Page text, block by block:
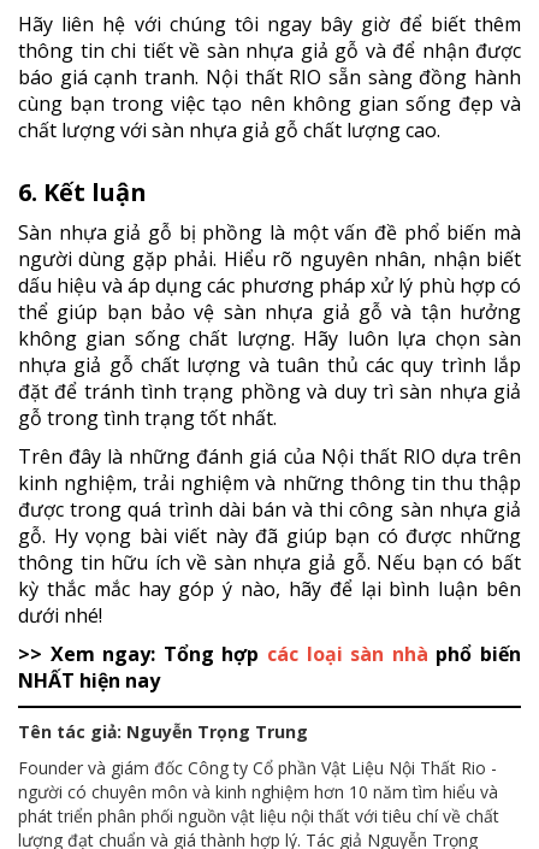
Hãy liên hệ với chúng tôi ngay bây giờ để biết thêm
thông tin chi tiết về sàn nhựa giả gỗ và để nhận được
báo giá cạnh tranh. Nội thất RIO sẵn sàng đồng hành
cùng bạn trong việc tạo nên không gian sống đẹp và
chất lượng với sàn nhựa giả gỗ chất lượng cao.
6. Kết luận
Sàn nhựa giả gỗ bị phồng là một vấn đề phổ biến mà
người dùng gặp phải. Hiểu rõ nguyên nhân, nhận biết
dấu hiệu và áp dụng các phương pháp xử lý phù hợp có
thể giúp bạn bảo vệ sàn nhựa giả gỗ và tận hưởng
không gian sống chất lượng. Hãy luôn lựa chọn sàn
nhựa giả gỗ chất lượng và tuân thủ các quy trình lắp
đặt để tránh tình trạng phồng và duy trì sàn nhựa giả
gỗ trong tình trạng tốt nhất.
Trên đây là những đánh giá của Nội thất RIO dựa trên
kinh nghiệm, trải nghiệm và những thông tin thu thập
được trong quá trình dài bán và thi công sàn nhựa giả
gỗ. Hy vọng bài viết này đã giúp bạn có được những
thông tin hữu ích về sàn nhựa giả gỗ. Nếu bạn có bất
kỳ thắc mắc hay góp ý nào, hãy để lại bình luận bên
dưới nhé!
>> Xem ngay: Tổng hợp các loại sàn nhà phổ biến
NHẤT hiện nay
Tên tác giả: Nguyễn Trọng Trung
Founder và giám đốc Công ty Cổ phần Vật Liệu Nội Thất Rio -
người có chuyên môn và kinh nghiệm hơn 10 năm tìm hiểu và
phát triển phân phối nguồn vật liệu nội thất với tiêu chí về chất
lượng đạt chuẩn và giá thành hợp lý. Tác giả Nguyễn Trọng